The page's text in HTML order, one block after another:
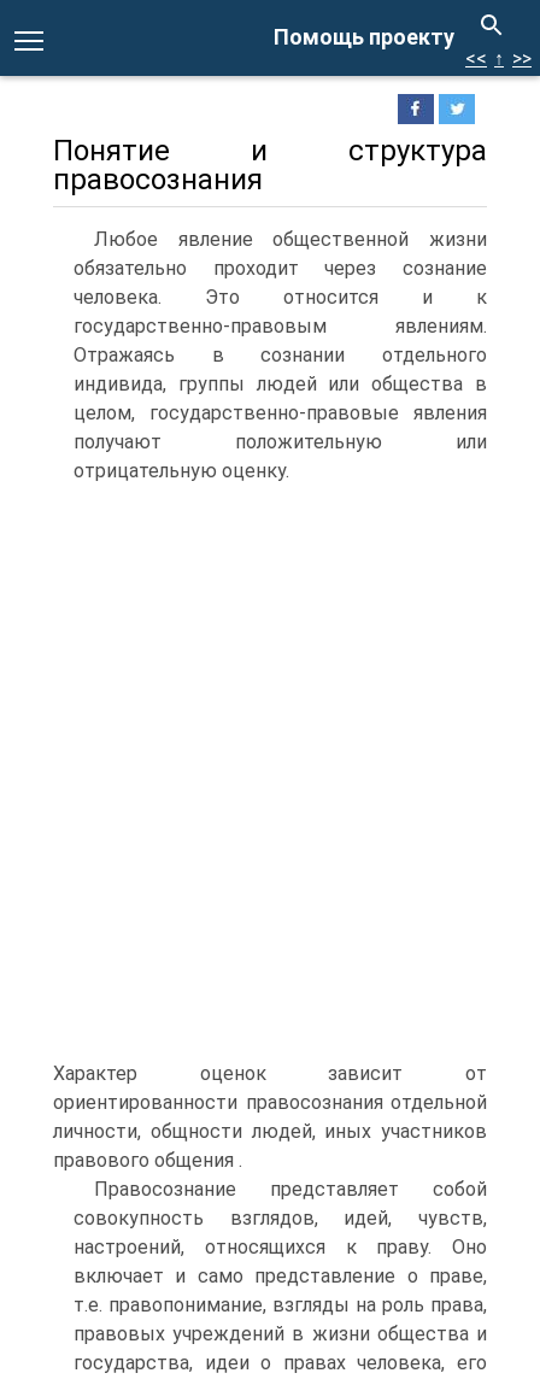
Помощь проекту
<< ↑ >>
Понятие и структура
правосознания
Любое явление общественной жизни
обязательно проходит через сознание
человека. Это относится и к
государственно-правовым явлениям.
Отражаясь в сознании отдельного
индивида, группы людей или общества в
целом, государственно-правовые явления
получают положительную или
отрицательную оценку.
Характер оценок зависит от
ориентированности правосознания отдельной
личности, общности людей, иных участников
правового общения .
Правосознание представляет собой
совокупность взглядов, идей, чувств,
настроений, относящихся к праву. Оно
включает и само представление о праве,
т.е. правопонимание, взгляды на роль права,
правовых учреждений в жизни общества и
государства, идеи о правах человека, его